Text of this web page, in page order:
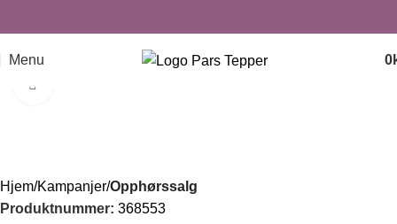
Menu 0
Hjem Kampanjer Opphørssalg
Produktnummer: 368553